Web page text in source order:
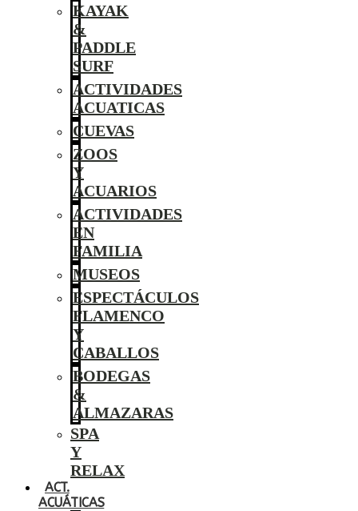
KAYAK
&
PADDLE
SURF
ACTIVIDADES
ACUATICAS
CUEVAS
ZOOS
Y
ACUARIOS
ACTIVIDADES
EN
FAMILIA
MUSEOS
ESPECTÁCULOS
FLAMENCO
Y
CABALLOS
BODEGAS
&
ALMAZARAS
SPA
Y
RELAX
ACT.
ACUÁTICAS